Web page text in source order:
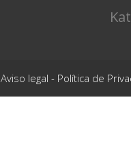
Aviso legal - Política de